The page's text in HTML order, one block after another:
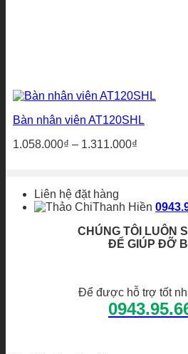
Bàn nhân viên AT120SHL
1.058.000₫ – 1.311.000₫
Liên hệ đặt hàng
Thanh Hiền
CHÚNG TÔI LUÔN
ĐỂ GIÚP ĐỠ
Để được hỗ trợ tốt